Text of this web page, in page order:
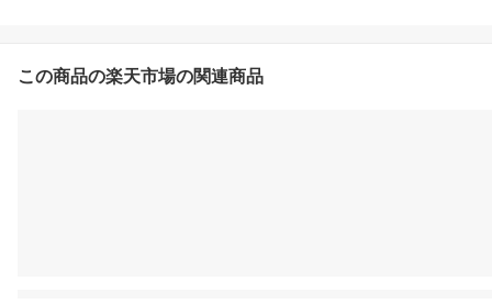
この商品の楽天市場の関連商品